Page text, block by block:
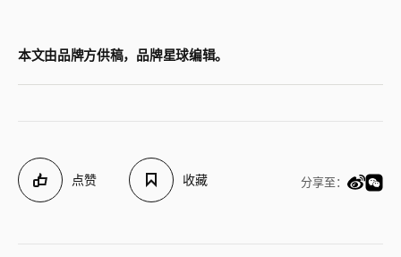
本文由品牌方供稿，品牌星球编辑。
点赞 收藏 分享至：